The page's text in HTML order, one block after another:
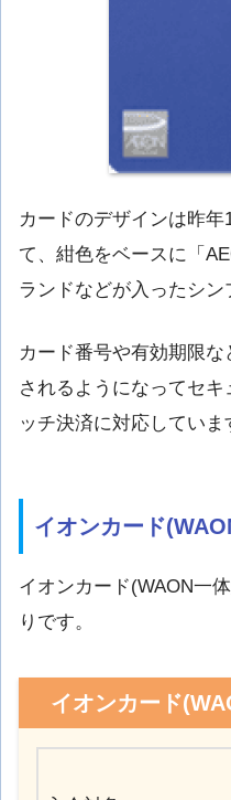
カードのデザインは昨
て、紺色をベースに「
ランドなどが入ったシン
カード番号や有効期限
されるようになってセ
ッチ決済に対応していま
イオンカード
イオンカード(WAON一
りです。
イオンカード